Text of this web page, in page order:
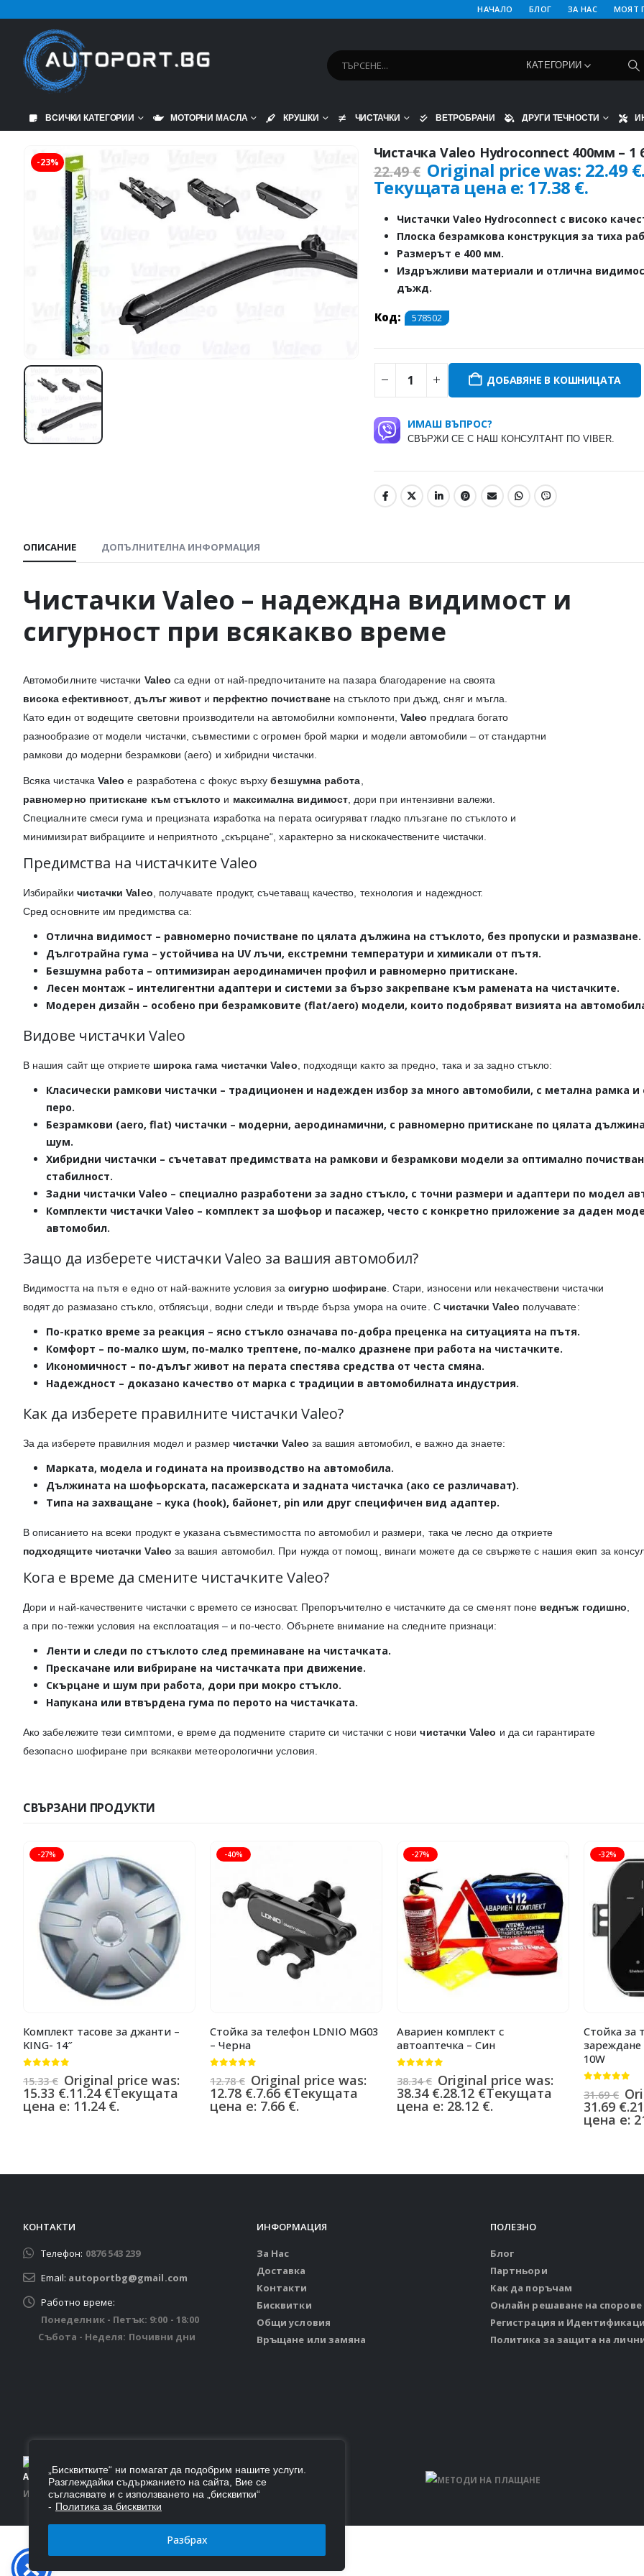
„Бисквитките“ ни помагат да подобрим нашите услуги.
Разглеждайки съдържанието на сайта, Вие се
съгласявате и с използването на „бисквитки“
- Политика за бисквитки
Разбрах
НАЧАЛО БЛОГ ЗА НАС МОЯТ
КАТЕГОРИИ
ВСИЧКИ КАТЕГОРИИ МОТОРНИ МАСЛА КРУШКИ ЧИСТАЧКИ ВЕТРОБРАНИ ДРУГИ ТЕЧНОСТИ
-23%
Чистачка Valeo Hydroconnect 400мм – 1
22.49€ Original price was: 22.49
Текущата цена е: 17.38 €.
Чистачки Valeo Hydroconnect с високо
Плоска безрамкова конструкция за тиха
Размерът е 400 мм.
Издръжливи материали и отлична
дъжд.
Код: 578502
ДОБАВЯНЕ В КОШНИЦАТА
ИМАШ ВЪПРОС?
СВЪРЖИ СЕ С НАШ КОНСУЛТАНТ ПО VIBER.
ОПИСАНИЕ ДОПЪЛНИТЕЛНА ИНФОРМАЦИЯ
Чистачки Valeo – надеждна видимост и
сигурност при всякакво време
Автомобилните чистачки Valeo са едни от най-предпочитаните на пазара благодарение на своята
висока ефективност ,дълъг живот и перфектно почистванена стъклото при дъжд, сняг и мъгла.
Като един от водещите световни производители на автомобилни компоненти,Valeo предлага богато
разнообразие от модели чистачки, съвместими с огромен брой марки и модели автомобили – от стандартни
рамкови до модерни безрамкови (aero) и хибридни чистачки.
Всяка чистачкаValeo е разработена с фокус върхубезшумна работа
равномерно притискане към стъклото и максимална видимост, дори при интензивни валежи.
Специалните смеси гума и прецизната изработка на перата осигуряват гладко плъзгане по стъклото и
минимизират вибрациите и неприятното „скърцане“, характерно за нискокачествените чистачки.
Предимства на чистачките Valeo
Избирайки чистачки Valeo , получавате продукт, съчетаващ качество, технология и надеждност.
Сред основните им предимства са:
Отлична видимост – равномерно почистване по цялата дължина на стъклото, без пропуски и размазване.
Дълготрайна гума – устойчива на UV лъчи, екстремни температури и химикали от пътя.
Безшумна работа – оптимизиран аеродинамичен профил и равномерно притискане.
Лесен монтаж – интелигентни адаптери и системи за бързо закрепване към рамената на чистачките.
Модерен дизайн – особено при безрамковите (flat/aero) модели, които подобряват визията на
Видове чистачки Valeo
В нашия сайт ще откриете широка гама чистачки Valeo , подходящи както за предно, така и за задно стъкло:
Класически рамкови чистачки – традиционен и надежден избор за много автомобили, с метална рамка
перо.
Безрамкови (aero, flat) чистачки – модерни, аеродинамични, с равномерно притискане по цялата
шум.
Хибридни чистачки – съчетават предимствата на рамкови и безрамкови модели за оптимално
стабилност.
Задни чистачки Valeo – специално разработени за задно стъкло, с точни размери и адаптери по модел
Комплекти чистачки Valeo – комплект за шофьор и пасажер, често с конкретно приложение за даден
автомобил.
Защо да изберете чистачки Valeo за вашия автомобил?
Видимостта на пътя е едно от най-важните условия за сигурно шофиране. Стари, износени или некачествени чистачки
водят до размазано стъкло, отблясъци, водни следи и твърде бърза умора на очите. С чистачки Valeo получавате:
По-кратко време за реакция – ясно стъкло означава по-добра преценка на ситуацията на пътя.
Комфорт – по-малко шум, по-малко трептене, по-малко дразнене при работа на чистачките.
Икономичност – по-дълъг живот на перата спестява средства от честа смяна.
Надеждност – доказано качество от марка с традиции в автомобилната индустрия.
Как да изберете правилните чистачки Valeo?
За да изберете правилния модел и размер чистачки Valeo за вашия автомобил, е важно да знаете:
Марката, модела и годината на производство на автомобила.
Дължината на шофьорската, пасажерската и задната чистачка (ако се различават).
Типа на захващане – кука (hook), байонет, pin или друг специфичен вид адаптер.
В описанието на всеки продукт е указана съвместимостта по автомобил и размери, така че лесно да откриете
подходящите чистачки Valeo за вашия автомобил. При нужда от помощ, винаги можете да се свържете с нашия екип за
Кога е време да смените чистачките Valeo?
Дори и най-качествените чистачки с времето се износват. Препоръчително е чистачките да се сменят поне веднъж годишно
а при по-тежки условия на експлоатация – и по-често. Обърнете внимание на следните признаци:
Ленти и следи по стъклото след преминаване на чистачката.
Прескачане или вибриране на чистачката при движение.
Скърцане и шум при работа, дори при мокро стъкло.
Напукана или втвърдена гума по перото на чистачката.
Ако забележите тези симптоми, е време да подмените старите си чистачки с новичистачки Valeo и да си гарантирате
безопасно шофиране при всякакви метеорологични условия.
СВЪРЗАНИ ПРОДУКТИ
-27%
Комплект тасове за джанти –
KING- 14″
15.33€ Original price was:
15.33 €.11.24 €Текущата
цена е: 11.24 €.
-40%
Стойка за телефон LDNIO MG03
– Черна
12.78€ Original price was:
12.78 €.7.66 €Текущата
цена е: 7.66 €.
-27%
Авариен комплект с
автоаптечка – Син
38.34€ Original price was:
38.34 €.28.12 €Текущата
цена е: 28.12 €.
-32%
Стойка за
зареждане
10W
31.69€
31.69 €.
цена е:
КОНТАКТИ
Телефон: 0876 543 239
Email: autoportbg@gmail.com
Работно време:
Понеделник - Петък: 9:00 - 18:00
Събота - Неделя: Почивни дни
ИНФОРМАЦИЯ
За Нас
Доставка
Контакти
Бисквитки
Общи условия
Връщане или замяна
ПОЛЕЗНО
Блог
Партньори
Как да поръчам
Онлайн решаване на спорове
Регистрация и
Политика за защита на
© Autoport 2026. Всички права запазени.
Изработен отЦветелин Пенков